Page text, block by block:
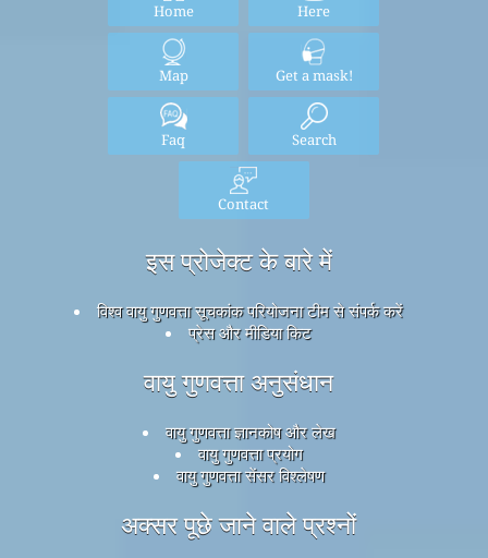
Home Here
Map Get a mask!
Faq Search
Contact
इस प्रोजेक्ट के बारे में
विश्व वायु गुणवत्ता सूचकांक परियोजना टीम से संपर्क करें
प्रेस और मीडिया किट
वायु गुणवत्ता अनुसंधान
वायु गुणवत्ता ज्ञानकोष और लेख
वायु गुणवत्ता प्रयोग
वायु गुणवत्ता सेंसर विश्लेषण
अक्सर पूछे जाने वाले प्रश्नों